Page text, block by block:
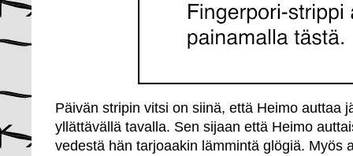
Päivän stripin vitsi on siinä, että Heimo auttaa
yllättävällä tavalla. Sen sijaan että Heimo
vedestä hän tarjoaakin lämmintä glögiä. Myös